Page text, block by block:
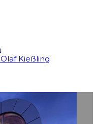
Kießling